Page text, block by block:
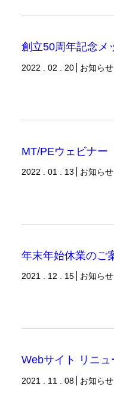
創立50周年記念メ
2022 . 02 . 20 お知らせ
MT/PEウェビナー
2022 . 01 . 13 お知らせ
年末年始休業のご
2021 . 12 . 15 お知らせ
Webサイト リニ
2021 . 11 . 08 お知らせ